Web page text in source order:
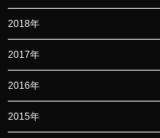
2018年
2017年
2016年
2015年